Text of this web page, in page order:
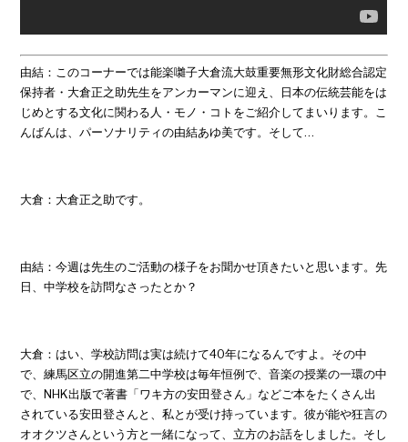
由結：このコーナーでは能楽囃子大倉流大鼓重要無形文化財総合認定
保持者・大倉正之助先生をアンカーマンに迎え、日本の伝統芸能をは
じめとする文化に関わる人・モノ・コトをご紹介してまいります。こ
んばんは、パーソナリティの由結あゆ美です。そして…
大倉：大倉正之助です。
由結：今週は先生のご活動の様子をお聞かせ頂きたいと思います。先
日、中学校を訪問なさったとか？
大倉：はい、学校訪問は実は続けて40年になるんですよ。その中
で、練馬区立の開進第二中学校は毎年恒例で、音楽の授業の一環の中
で、NHK出版で著書「ワキ方の安田登さん」などご本をたくさん出
されている安田登さんと、私とが受け持っています。彼が能や狂言の
オオクツさんという方と一緒になって、立方のお話をしました。そし